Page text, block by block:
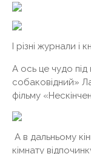
І різні журнали і
А ось це чудо
собаковідний»
фільму
А в дальньому
кімнату